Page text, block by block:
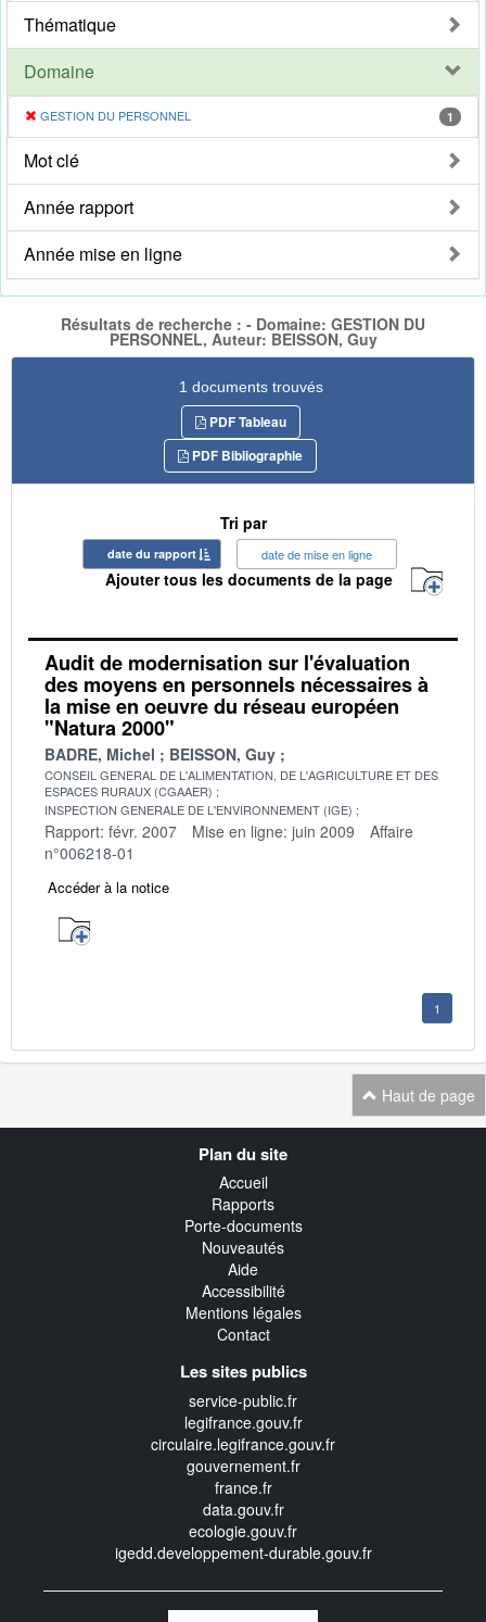
Thématique
Domaine
GESTION DU PERSONNEL 1
Mot clé
Année rapport
Année mise en ligne
Résultats de recherche : - Domaine: GESTION DU
PERSONNEL, Auteur: BEISSON, Guy
1 documents trouvés
PDF Tableau
PDF Bibliographie
Tri par
date du rapport date de mise en ligne
Ajouter tous les documents de la page
Audit de modernisation sur l'évaluation
des moyens en personnels nécessaires à
la mise en oeuvre du réseau européen
"Natura 2000"
BADRE, Michel BEISSON, Guy
CONSEIL GENERAL DE L'ALIMENTATION, DE L'AGRICULTURE ET DES
ESPACES RURAUX (CGAAER)
INSPECTION GENERALE DE L'ENVIRONNEMENT (IGE)
Rapport: févr. 2007 Mise en ligne: juin 2009
Affaire
n°006218-01
Accéder à la notice
1
Haut de page
Plan du site
Accueil
Rapports
Porte-documents
Nouveautés
Aide
Accessibilité
Mentions légales
Contact
Les sites publics
service-public.fr
legifrance.gouv.fr
circulaire.legifrance.gouv.fr
gouvernement.fr
france.fr
data.gouv.fr
ecologie.gouv.fr
igedd.developpement-durable.gouv.fr